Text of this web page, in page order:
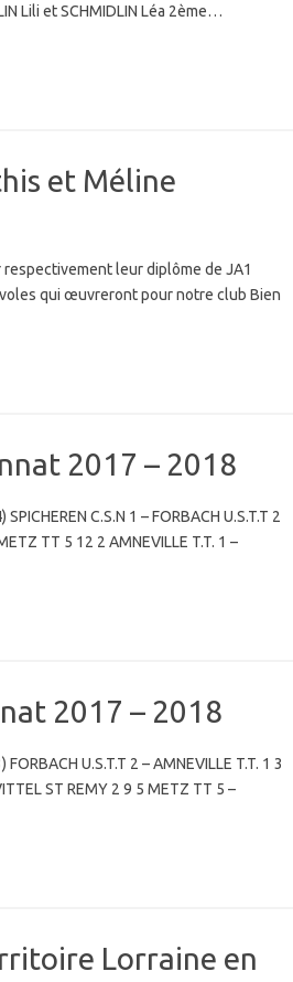
Lili et SCHMIDLIN Léa 2ème…
et Méline
leur diplôme de JA1
qui œuvreront pour notre club Bien
2017 – 2018
C.S.N 1 – FORBACH U.S.T.T 2
TT 5 12 2 AMNEVILLE T.T. 1 –
2017 – 2018
U.S.T.T 2 – AMNEVILLE T.T. 1 3
ST REMY 2 9 5 METZ TT 5 –
Lorraine en